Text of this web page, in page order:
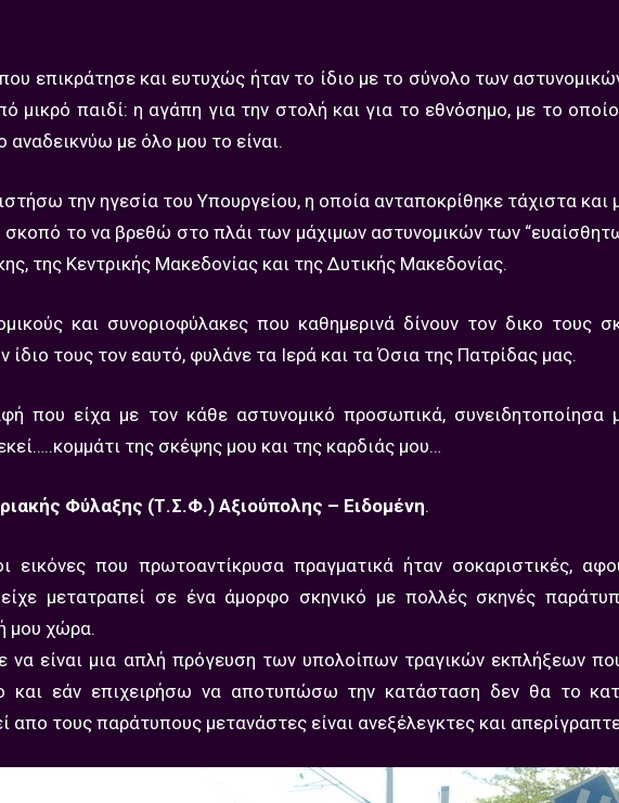
επικράτησε και ευτυχώς ήταν το ίδιο με το σύνολο των
μικρό παιδί: η αγάπη για την στολή και για το εθνόσημο, με το
με όλο μου το είναι.
την ηγεσία του Υπουργείου, η οποία ανταποκρίθηκε τάχιστα και
σκοπό το να βρεθώ στο πλάι των μάχιμων αστυνομικών των
της Κεντρικής Μακεδονίας και της Δυτικής Μακεδονίας.
και συνοριοφύλακες που καθημερινά δίνουν τον δικο τους
τους τον εαυτό, φυλάνε τα Ιερά και τα Όσια της Πατρίδας μας.
που είχα με τον κάθε αστυνομικό προσωπικά, συνειδητοποίησα
της σκέψης μου και της καρδιάς μου…
Φύλαξης (Τ.Σ.Φ.) Αξιούπολης – Ειδομένη.
εικόνες που πρωτοαντίκρυσα πραγματικά ήταν σοκαριστικές,
είχε μετατραπεί σε ένα άμορφο σκηνικό με πολλές σκηνές
μου χώρα.
να είναι μια απλή πρόγευση των υπολοίπων τραγικών εκπλήξεων
και εάν επιχειρήσω να αποτυπώσω την κατάσταση δεν θα το
τους παράτυπους μετανάστες είναι ανεξέλεγκτες και